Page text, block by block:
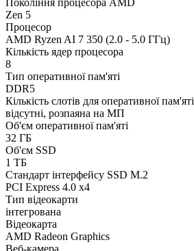
Zen 5
Процесор
AMD Ryzen AI 7 350 (2.0 - 5.0 ГГц)
Кількість ядер процесора
8
Тип оперативної пам'яті
DDR5
Кількість слотів для оперативної пам'яті
відсутні, розпаяна на МП
Об'єм оперативної пам'яті
32 ГБ
Об'єм SSD
1 ТБ
Стандарт інтерфейсу SSD M.2
PCI Express 4.0 x4
Тип відеокарти
інтегрована
Відеокарта
AMD Radeon Graphics
Веб-камера